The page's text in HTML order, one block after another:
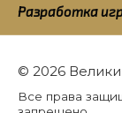
Разработка
© 2026
Все права